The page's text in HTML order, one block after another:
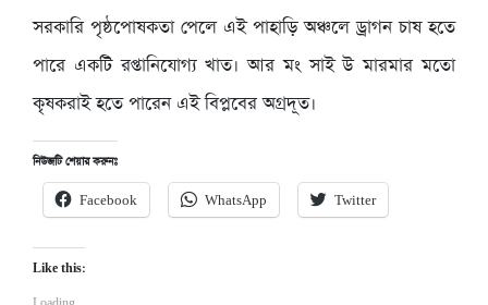
সরকারি পৃষ্ঠপোষকতা পেলে এই পাহাড়ি অঞ্চলে ড্রাগন চাষ হতে
পারে একটি রপ্তানিযোগ্য খাত। আর মং সাই উ মারমার মতো
কৃষকরাই হতে পারেন এই বিপ্লবের অগ্রদূত।
নিউজটি শেয়ার করুনঃ
Facebook WhatsApp Twitter
Like this: